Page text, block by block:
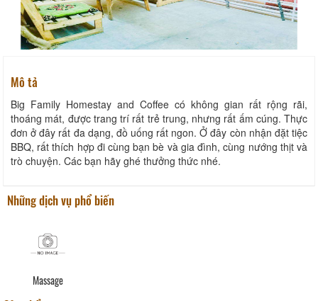
Mô tả
Big Family Homestay and Coffee có không gian rất rộng rãi,
thoáng mát, được trang trí rất trẻ trung, nhưng rất ấm cúng. Thực
đơn ở đây rất đa dạng, đồ uống rất ngon. Ở đây còn nhận đặt tiệc
BBQ, rất thích hợp đi cùng bạn bè và gia đình, cùng nướng thịt và
trò chuyện. Các bạn hãy ghé thưởng thức nhé.
Những dịch vụ phổ biến
Massage